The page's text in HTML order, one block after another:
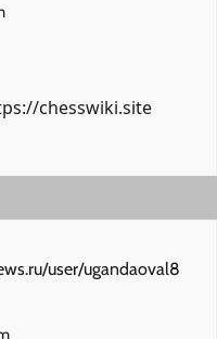
chesswiki.site
user/ugandaoval8